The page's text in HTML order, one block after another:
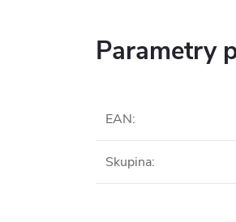
Parametry
EAN:
Skupina: